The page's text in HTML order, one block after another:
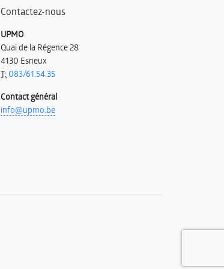
Contactez-nous
UPMO
Quai de la Régence 28
4130 Esneux
T: 083/61.54.35
Contact général
info@upmo.be